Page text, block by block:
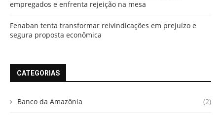
empregados e enfrenta rejeição na mesa
Fenaban tenta transformar reivindicações em prejuízo e
segura proposta econômica
CATEGORIAS
Banco da Amazônia (2)